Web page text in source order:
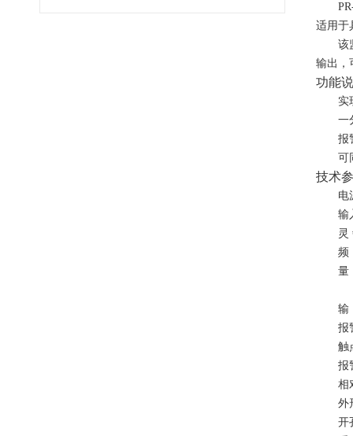
适用于
该
输出，
功能
实
一
报
可
技术
电
输
灵
频
量
输
报
触
报
相
外
开